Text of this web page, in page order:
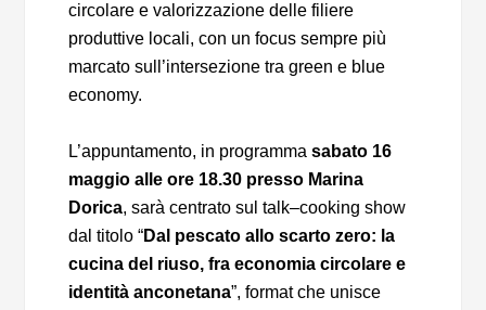
circolare e valorizzazione delle filiere
produttive locali, con un focus sempre più
marcato sull’intersezione tra green e blue
economy.
L’appuntamento, in programmasabato 16
maggio alle ore 18.30 presso Marina
Dorica, sarà centrato sul talk–cooking show
dal titolo “Dal pescato allo scarto zero: la
cucina del riuso, fra economia circolare e
identità anconetana”, format che unisce